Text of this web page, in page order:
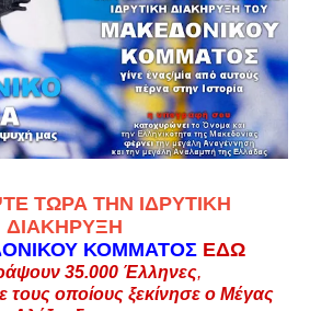
ΤΩΡΑ ΤΗΝ ΙΔΡΥΤΙΚΗ
ΔΙΑΚΗΡΥΞΗ
ΚΟΜΜΑΤΟΣ ΕΔΩ
35.000 Έλληνες,
τους οποίους ξεκίνησε ο Μέγας